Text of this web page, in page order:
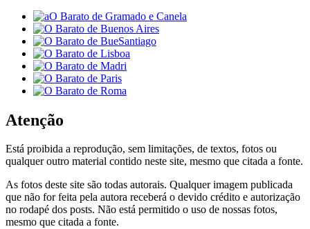
Atenção
Está proibida a reprodução, sem limitações, de textos, fotos ou
qualquer outro material contido neste site, mesmo que citada a fonte.
As fotos deste site são todas autorais. Qualquer imagem publicada
que não for feita pela autora receberá o devido crédito e autorização
no rodapé dos posts. Não está permitido o uso de nossas fotos,
mesmo que citada a fonte.